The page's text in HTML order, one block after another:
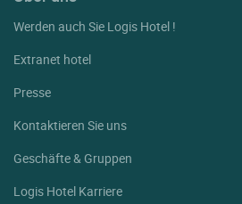
Werden auch Sie Logis Hotel !
Extranet hotel
Presse
Kontaktieren Sie uns
Geschäfte & Gruppen
Logis Hotel Karriere